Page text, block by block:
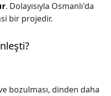
. Dolayısıyla Osmanlı'da
bir projedir.
bozulması, dinden daha